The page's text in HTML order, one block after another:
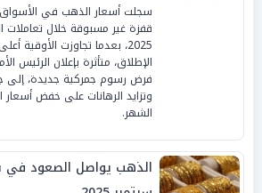
سجلت أسعار الذهب في الأسواق
2025، بعدما تجاوزت
الإطلاق، متأثرة بإعلان الرئيس
فرض رسوم جمركية جديدة، إلى
وتزايد الرهانات على خفض أسعار
الشهر.
الذهب يواصل الصعود في